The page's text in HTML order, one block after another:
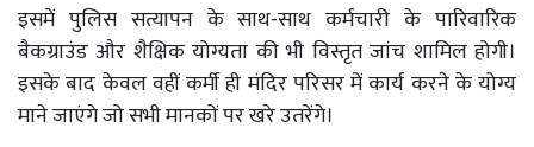
इसमें पुलिस सत्यापन के साथ-साथ कर्मचारी के पारिवारिक
बैकग्राउंड और शैक्षिक योग्यता की भी विस्तृत जांच शामिल होगी।
इसके बाद केवल वहीं कर्मी ही मंदिर परिसर में कार्य करने के योग्य
माने जाएंगे जो सभी मानकों पर खरे उतरेंगे।